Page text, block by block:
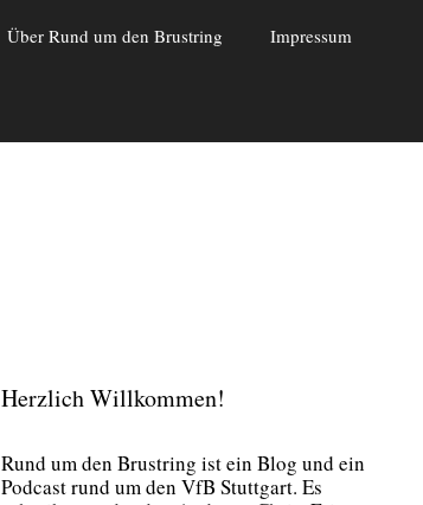
Über Rund um den Brustring Impressum
Herzlich Willkommen!
Rund um den Brust­ring ist ein Blog und ein
Pod­cast rund um den VfB Stutt­gart. Es